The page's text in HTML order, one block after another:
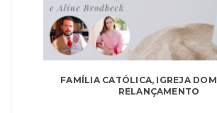
FAMÍLIA CATÓLICA, IGREJA
RELANÇAMENTO